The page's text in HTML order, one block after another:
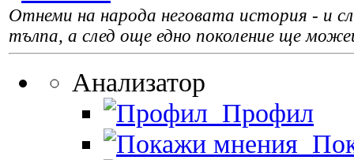
Отнеми на народа неговата история - и
тълпа, а след още едно поколение ще
Анализатор
Профил